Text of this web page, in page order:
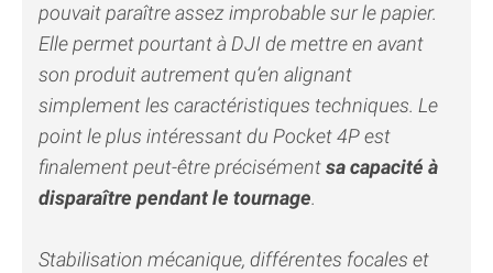
pouvait paraître assez improbable sur le papier.
Elle permet pourtant à DJI de mettre en avant
son produit autrement qu’en alignant
simplement les caractéristiques techniques. Le
point le plus intéressant du Pocket 4P est
finalement peut-être précisémentsa capacité à
disparaître pendant le tournage.
Stabilisation mécanique, différentes focales et